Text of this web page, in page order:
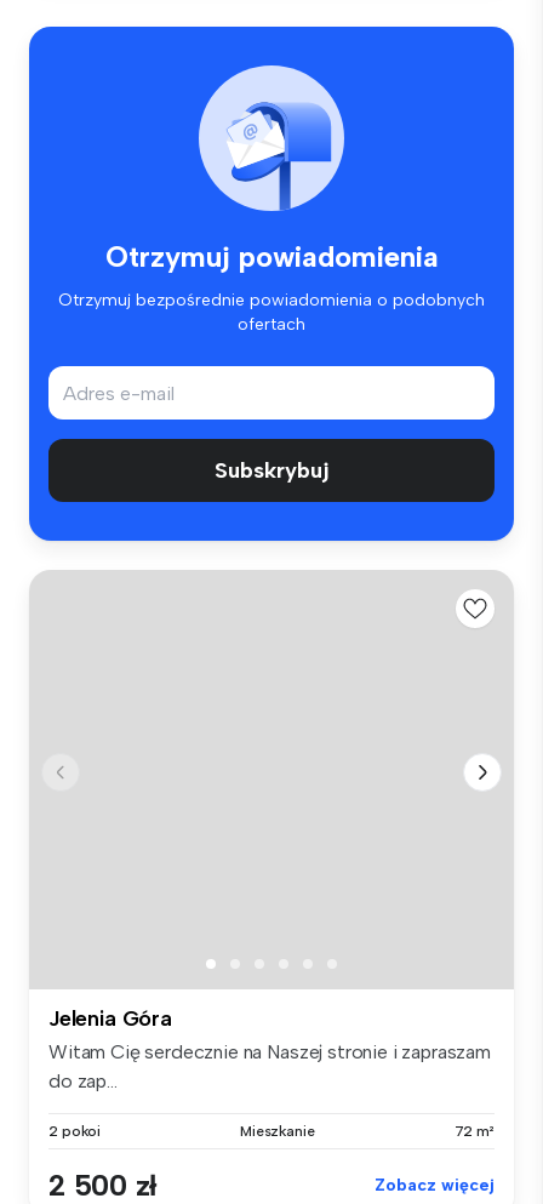
Otrzymuj powiadomienia
Otrzymuj bezpośrednie powiadomienia o podobnych
ofertach
Subskrybuj
Jelenia Góra
Witam Cię serdecznie na Naszej stronie i zapraszam
do zap...
2 pokoi Mieszkanie 72 m²
2 500 zł Zobacz więcej